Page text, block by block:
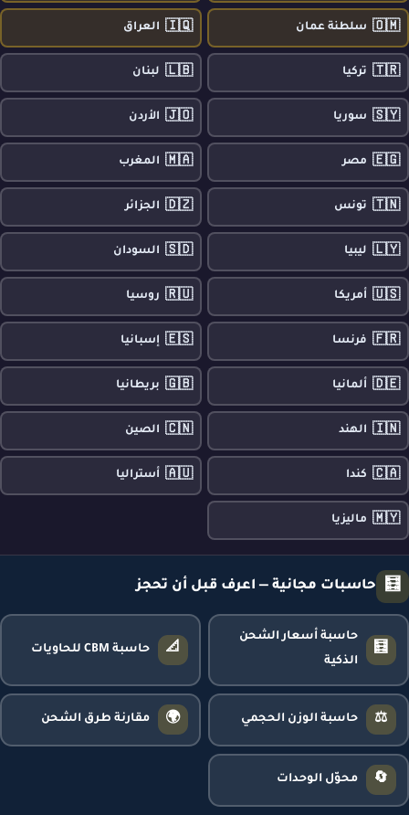
🇴🇲 سلطنة عمان 🇮🇶 العراق
🇹🇷 تركيا 🇱🇧 لبنان
🇸🇾 سوريا 🇯🇴 الأردن
🇪🇬 مصر 🇲🇦 المغرب
🇹🇳 تونس 🇩🇿 الجزائر
🇱🇾 ليبيا 🇸🇩 السودان
🇺🇸 أمريكا 🇷🇺 روسيا
🇫🇷 فرنسا 🇪🇸 إسبانيا
🇩🇪 ألمانيا 🇬🇧 بريطانيا
🇮🇳 الهند 🇨🇳 الصين
🇨🇦 كندا 🇦🇺 أستراليا
🇲🇾 ماليزيا
🧮 حاسبات مجانية — اعرف قبل أن تحجز
🧮
حاسبة أسعار الشحن
الذكية
📐 حاسبة CBM للحاويات
⚖️ حاسبة الوزن الحجمي 🌍 مقارنة طرق الشحن
🔄 محوّل الوحدات